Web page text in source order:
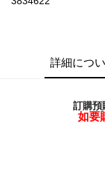
Easy Wallet詳細につ
訂購預
如要